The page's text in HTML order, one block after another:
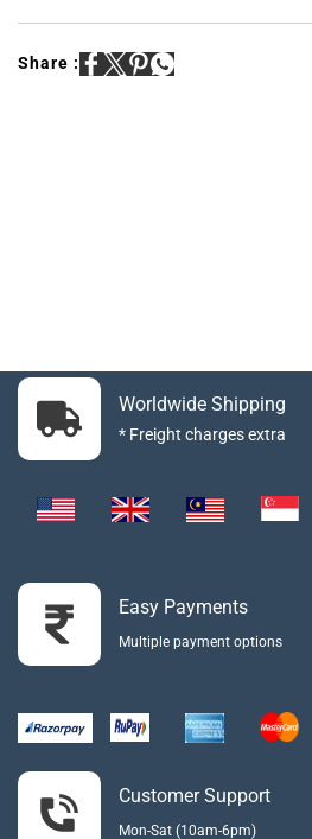
Share :
Worldwide Shipping
* Freight charges extra
Easy Payments
Multiple payment options
Customer Support
Mon-Sat (10am-6pm)